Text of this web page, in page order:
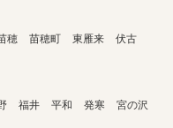
穂 苗穂町 東雁来
伏古
福井 平和 発寒
宮の沢